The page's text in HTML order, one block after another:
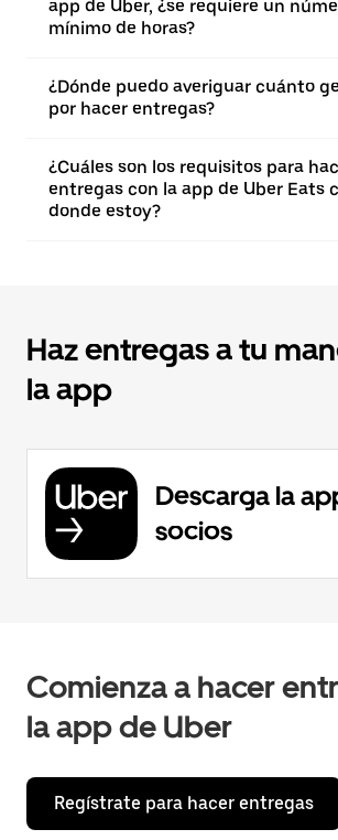
app de Uber, ¿se requiere un
mínimo de horas?
¿Dónde puedo averiguar cuánto
por hacer entregas?
¿Cuáles son los requisitos para
entregas con la app de Uber Eats
donde estoy?
Haz entregas a tu
la app
Descarga la
socios
Comienza a hacer
la app de Uber
Regístrate para hacer entregas